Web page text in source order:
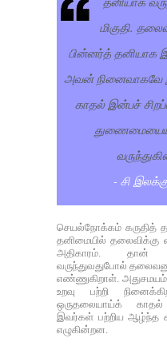
மிகுதி.
பின்னர்த் தனியாக
அவன் நினைவாகவே
காதல் இன்பச்
- சி
செயல்நோக்கம் கருதித்
தனிமையில் தலைவிக்கு
அதிகாரம். தான்
வருந்துவதுபோல்
எண்ணுகிறாள்.
உறவு பற்றி
ஒருதலையாய்க்
இவர்கள் பற்றிய ஆழ்ந்த
எழுகின்றன.